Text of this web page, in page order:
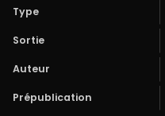
Type
Sortie
Auteur
Prépublication